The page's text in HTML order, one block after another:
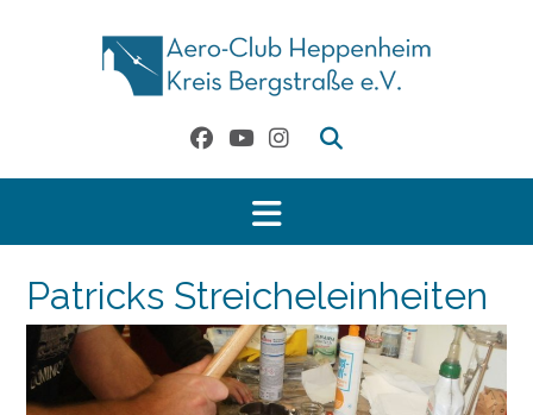
Patricks Streicheleinheiten